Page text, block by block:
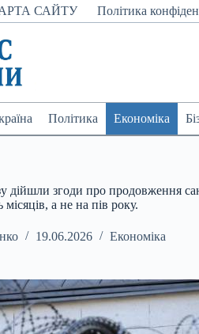
САЙТУ Політика
Політика Економіка
дійшли згоди про продовження
а не на пів року.
19.06.2026 Економіка